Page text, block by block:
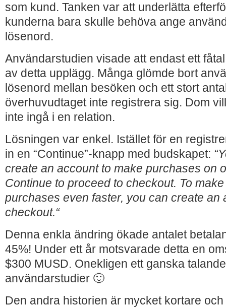
som kund. Tanken var att underlätta
kunderna bara skulle behöva ange
lösenord.
Användarstudien visade att endast ett
av detta upplägg. Många glömde bort
lösenord mellan besöken och ett stort
överhuvudtaget inte registrera sig. Dom
inte ingå i en relation.
Lösningen var enkel. Istället för en
in en “Continue”-knapp med budskapet:
create an account to make purchases on
Continue to proceed to checkout. To
purchases even faster, you can create an
checkout.“
Denna enkla ändring ökade antalet
45%! Under ett år motsvarade detta en
$300 MUSD. Onekligen ett ganska
användarstudier 🙂
Den andra historien är mycket kortare